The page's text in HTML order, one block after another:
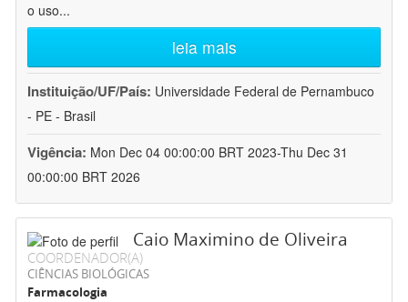
o uso...
leia mais
Instituição/UF/País: Universidade Federal de Pernambuco
- PE - Brasil
Vigência: Mon Dec 04 00:00:00 BRT 2023-Thu Dec 31
00:00:00 BRT 2026
Caio Maximino de Oliveira
COORDENADOR(A)
CIÊNCIAS BIOLÓGICAS
Farmacologia